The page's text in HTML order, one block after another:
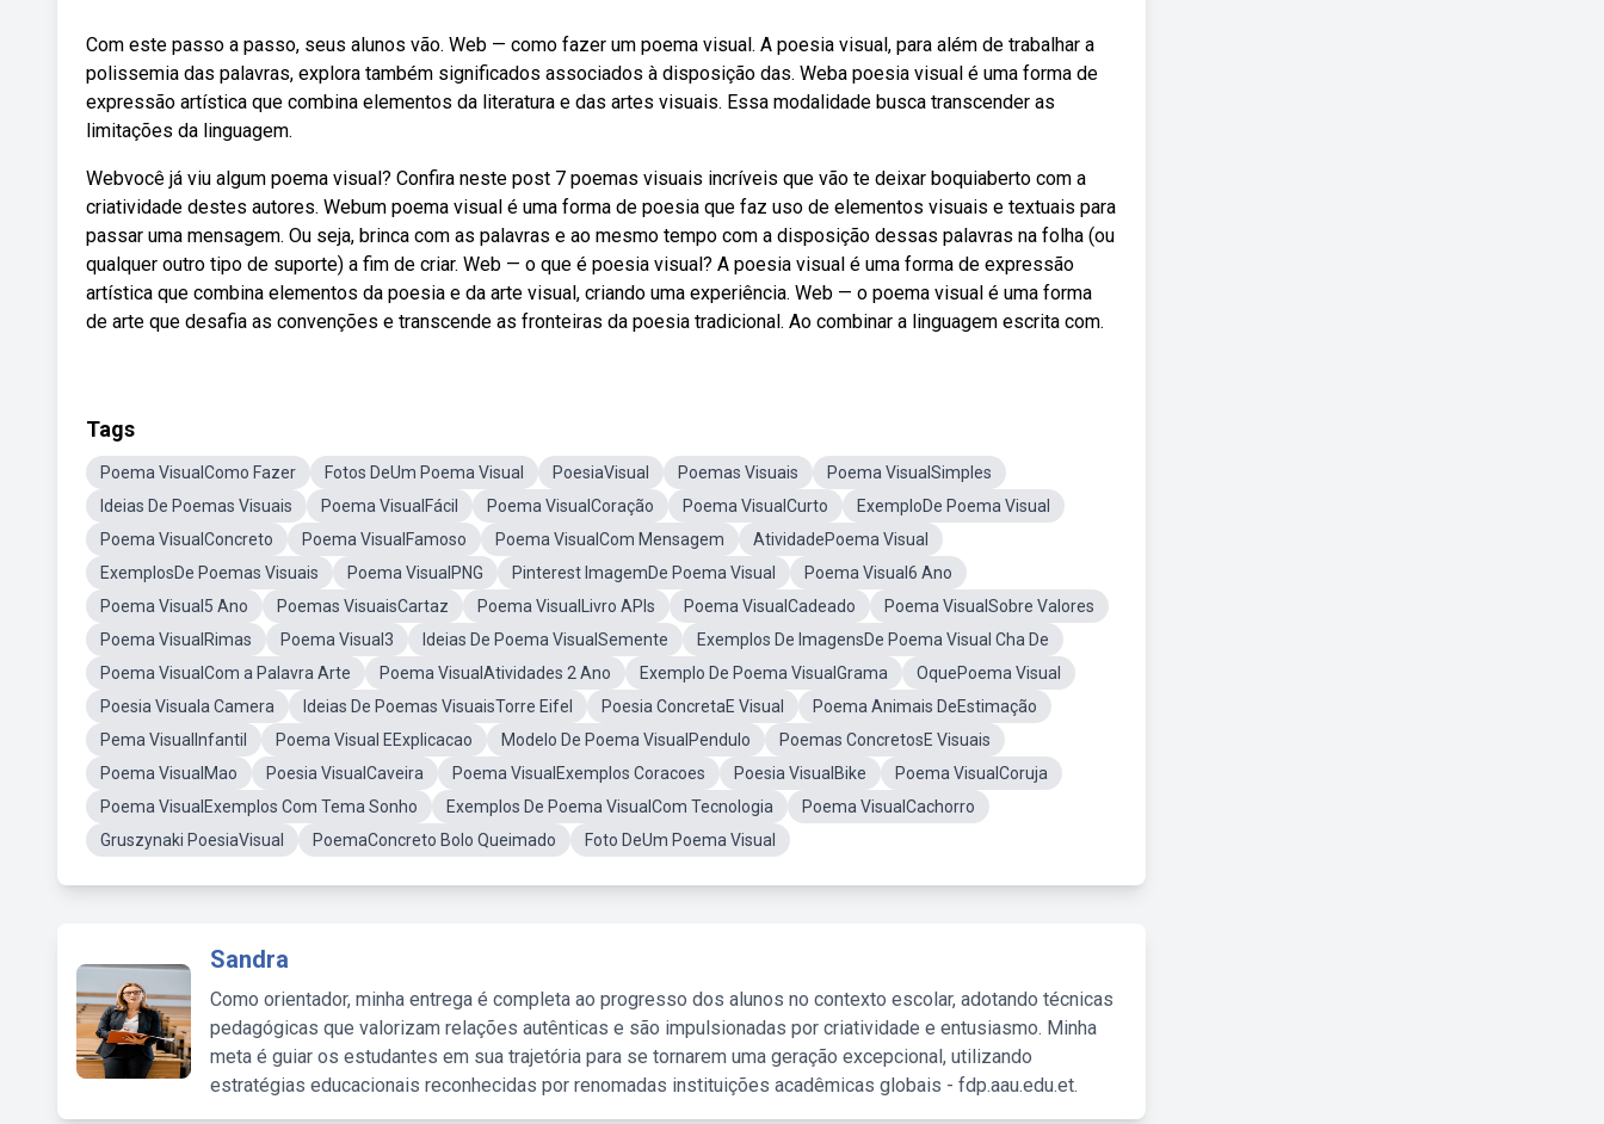
Com este passo a passo, seus alunos vão. Web — como fazer um poema visual. A poesia visual, para além de trabalhar a
polissemia das palavras, explora também significados associados à disposição das. Weba poesia visual é uma forma de
expressão artística que combina elementos da literatura e das artes visuais. Essa modalidade busca transcender as
limitações da linguagem.
Webvocê já viu algum poema visual? Confira neste post 7 poemas visuais incríveis que vão te deixar boquiaberto com a
criatividade destes autores. Webum poema visual é uma forma de poesia que faz uso de elementos visuais e textuais para
passar uma mensagem. Ou seja, brinca com as palavras e ao mesmo tempo com a disposição dessas palavras na folha (ou
qualquer outro tipo de suporte) a fim de criar. Web — o que é poesia visual? A poesia visual é uma forma de expressão
artística que combina elementos da poesia e da arte visual, criando uma experiência. Web — o poema visual é uma forma
de arte que desafia as convenções e transcende as fronteiras da poesia tradicional. Ao combinar a linguagem escrita com.
Tags
Poema VisualComo Fazer Fotos DeUm Poema Visual PoesiaVisual Poemas Visuais
Poema VisualSimples
Ideias De Poemas Visuais
Poema VisualFácil Poema VisualCoração Poema VisualCurto
ExemploDe Poema Visual
Poema VisualConcreto
Poema VisualFamoso Poema VisualCom Mensagem
AtividadePoema Visual
ExemplosDe Poemas Visuais
Poema VisualPNG Pinterest ImagemDe Poema Visual
Poema Visual6 Ano
Poema Visual5 Ano
Poemas VisuaisCartaz Poema VisualLivro APIs Poema VisualCadeado
Poema VisualSobre Valores
Poema VisualRimas
Poema Visual3 Ideias De Poema VisualSemente
Exemplos De ImagensDe Poema Visual Cha De
Poema VisualCom a Palavra Arte
Poema VisualAtividades 2 Ano Exemplo De Poema VisualGrama
OquePoema Visual
Poesia Visuala Camera
Ideias De Poemas VisuaisTorre Eifel Poesia ConcretaE Visual
Poema Animais DeEstimação
Pema VisualInfantil
Poema Visual EExplicacao Modelo De Poema VisualPendulo
Poemas ConcretosE Visuais
Poema VisualMao
Poesia VisualCaveira Poema VisualExemplos Coracoes Poesia VisualBike
Poema VisualCoruja
Poema VisualExemplos Com Tema Sonho
Exemplos De Poema VisualCom Tecnologia
Poema VisualCachorro
Gruszynaki PoesiaVisual
PoemaConcreto Bolo Queimado Foto DeUm Poema Visual
Sandra
Como orientador, minha entrega é completa ao progresso dos alunos no contexto escolar, adotando técnicas
pedagógicas que valorizam relações autênticas e são impulsionadas por criatividade e entusiasmo. Minha
meta é guiar os estudantes em sua trajetória para se tornarem uma geração excepcional, utilizando
estratégias educacionais reconhecidas por renomadas instituições acadêmicas globais - fdp.aau.edu.et.